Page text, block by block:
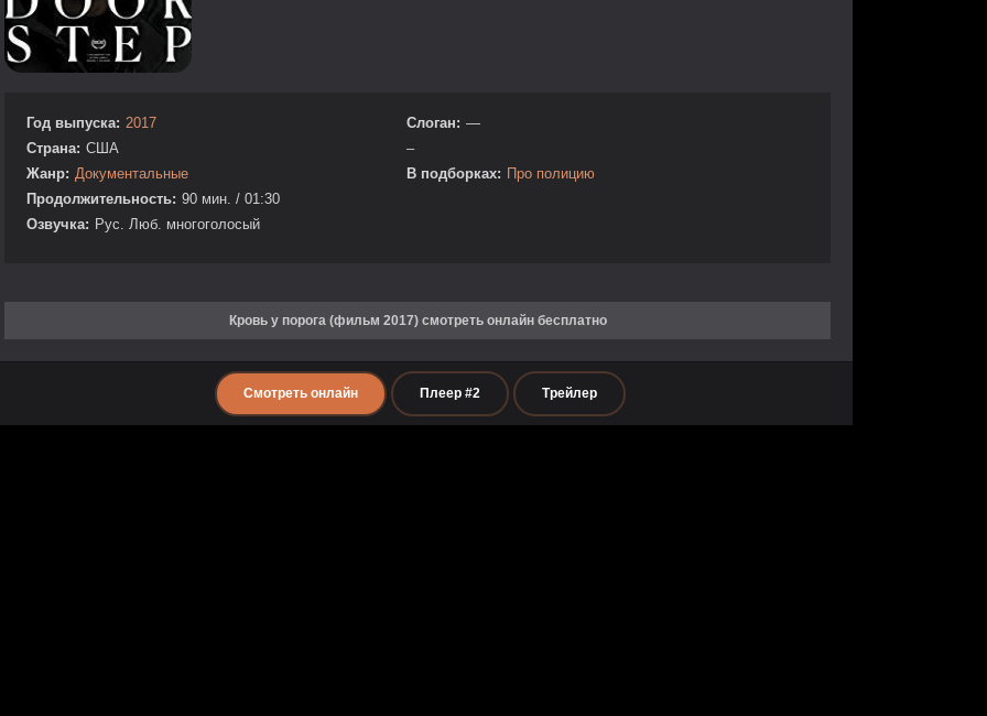
Год выпуска: 2017
Страна: США
Жанр: Документальные
Продолжительность: 90 мин. / 01:30
Озвучка: Рус. Люб. многоголосый
Слоган: —
–
В подборках: Про полицию
Кровь у порога (фильм 2017) смотреть онлайн бесплатно
Смотреть онлайн Плеер #2 Трейлер